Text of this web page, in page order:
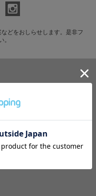
どをおしらせします。是非フ
。
イトフィット
イ
ネクタイすべて